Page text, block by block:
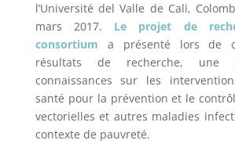
l’Université del Valle de Cali,
mars 2017. Le projet de
consortium a présenté lors de
résultats de recherche, une
connaissances sur les
santé pour la prévention et le
vectorielles et autres maladies
contexte de pauvreté.